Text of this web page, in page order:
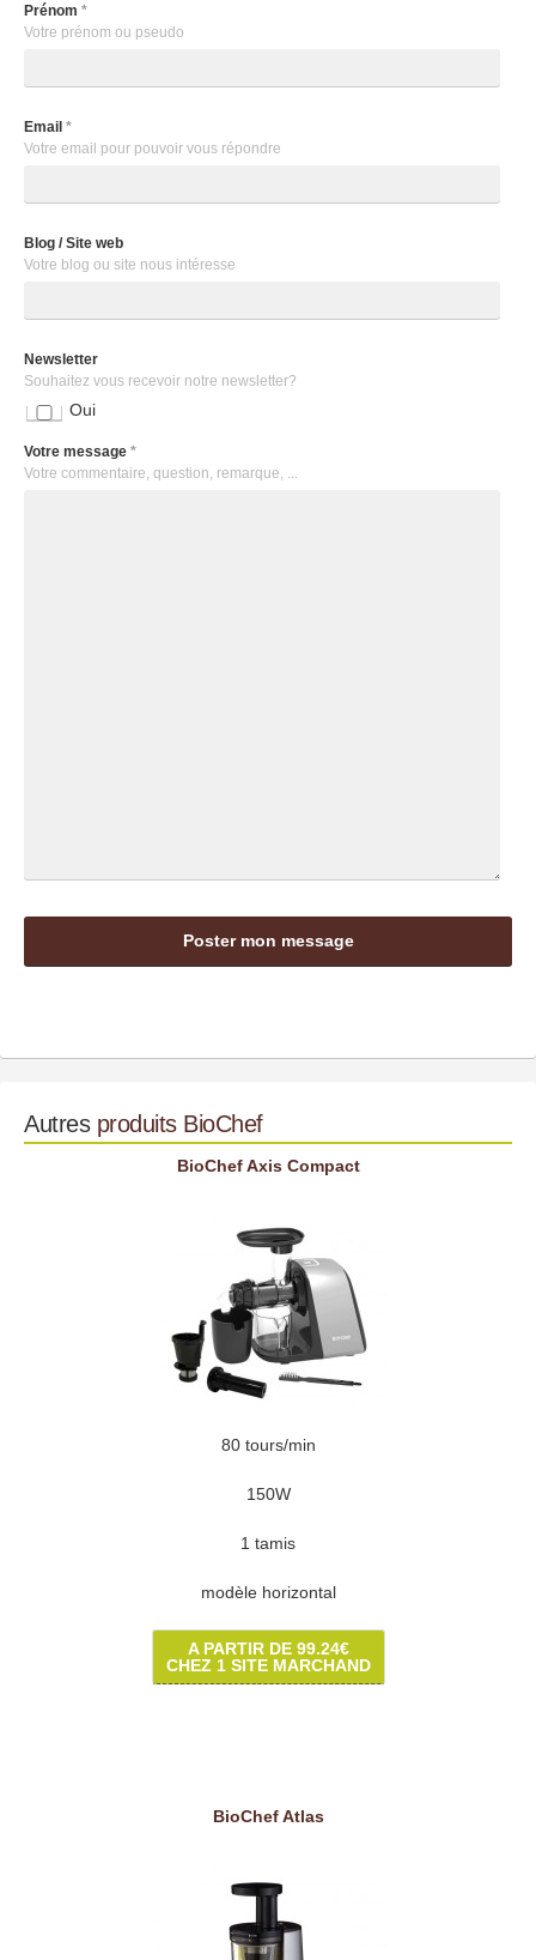
Prénom *
Votre prénom ou pseudo
Email *
Votre email pour pouvoir vous répondre
Blog / Site web
Votre blog ou site nous intéresse
Newsletter
Souhaitez vous recevoir notre newsletter?
Oui
Votre message *
Votre commentaire, question, remarque, ...
Autres produits BioChef
BioChef Axis Compact
80 tours/min
150W
1 tamis
modèle horizontal
A PARTIR DE 99.24€
CHEZ 1 SITE MARCHAND
BioChef Atlas